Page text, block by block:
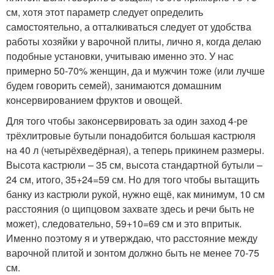
см, хотя этот параметр следует определить
самостоятельно, а отталкиваться следует от удобства
работы хозяйки у варочной плиты, лично я, когда делаю
подобные установки, учитываю именно это. У нас
примерно 50-70% женщин, да и мужчин тоже (или лучше
будем говорить семей), занимаются домашним
консервированием фруктов и овощей.
Для того чтобы законсервировать за один заход 4-ре
трёхлитровые бутыли понадобится большая кастрюля
на 40 л (четырёхведёрная), а теперь прикинем размеры.
Высота кастрюли – 35 см, высота стандартной бутыли –
24 см, итого, 35+24=59 см. Но для того чтобы вытащить
банку из кастрюли рукой, нужно ещё, как минимум, 10 см
расстояния (о щипцовом захвате здесь и речи быть не
может), следовательно, 59+10=69 см и это впритык.
Именно поэтому я и утверждаю, что расстояние между
варочной плитой и зонтом должно быть не менее 70-75
см.